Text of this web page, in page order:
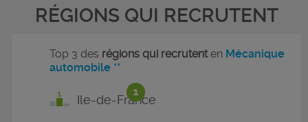
RÉGIONS QUI RECRUTENT
1
Top 3 des régions qui recrutenten Mécanique
automobile **
Ile-de-France